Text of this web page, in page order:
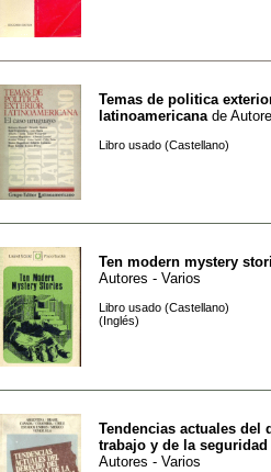
Temas de politica
latinoamericana de
Libro usado (Castellano)
Ten modern mystery
Autores - Varios
Libro usado (Castellano)
(Inglés)
Tendencias actuales del
trabajo y de la
Autores - Varios